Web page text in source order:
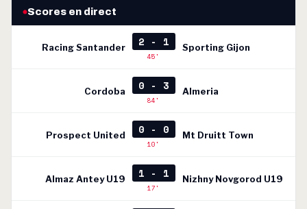
Scores en direct
Racing Santander 2 - 1
45'
Sporting Gijon
Cordoba 0 - 3
84'
Almeria
Prospect United 0 - 0
10'
Mt Druitt Town
Almaz Antey U19 1 - 1
17'
Nizhny Novgorod U19